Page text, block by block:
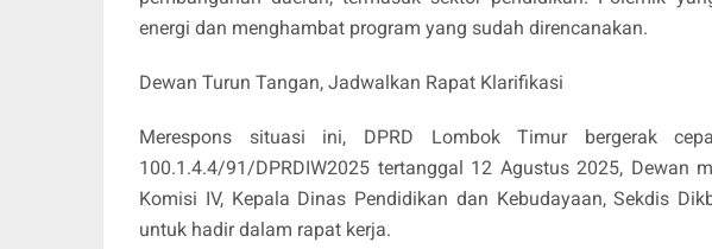
energi dan menghambat program yang sudah direncanakan.
Dewan Turun Tangan, Jadwalkan Rapat Klarifikasi
Merespons situasi ini, DPRD Lombok Timur bergerak
100.1.4.4/91/DPRDIW2025 tertanggal 12 Agustus 2025, Dewan
Komisi IV, Kepala Dinas Pendidikan dan Kebudayaan, Sekdis
untuk hadir dalam rapat kerja.